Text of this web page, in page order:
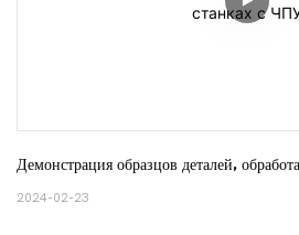
Демонстрация образцов деталей,
2024-02-23